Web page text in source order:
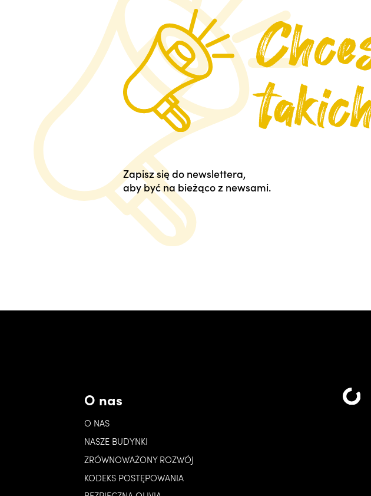
Zapisz się do newslettera,
aby być na bieżąco z newsami.
O nas
O NAS
NASZE BUDYNKI
ZRÓWNOWAŻONY ROZWÓJ
KODEKS POSTĘPOWANIA